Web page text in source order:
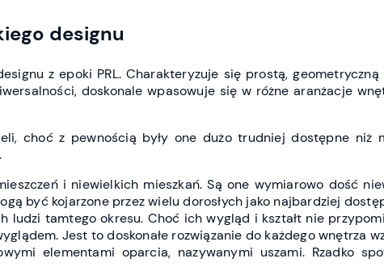
designu
z epoki PRL. Charakteryzuje się prostą,
doskonale wpasowuje się w różne aranżacje
choć z pewnością były one dużo trudniej dostępne
i niewielkich mieszkań. Są one wymiarowo dość
być kojarzone przez wielu dorosłych jako najbardziej
ludzi tamtego okresu. Choć ich wygląd i kształt nie
Jest to doskonałe rozwiązanie do każdego wnętrza
elementami oparcia, nazywanymi uszami. Rzadko